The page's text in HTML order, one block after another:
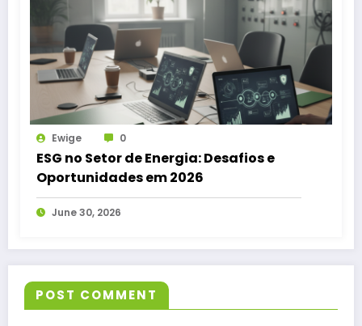
Ewige 0
ESG no Setor de Energia: Desafios e
Oportunidades em 2026
June 30, 2026
POST COMMENT